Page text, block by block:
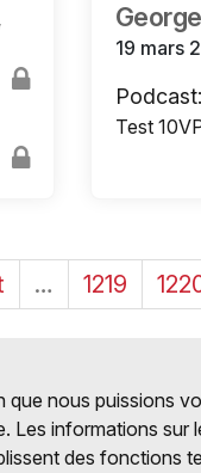
19 mars
Podcast:
Test
… 1219
que nous puissions
Les informations sur
des fonctions